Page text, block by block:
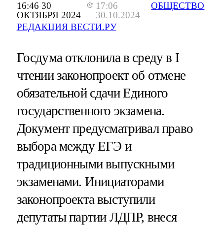
16:46 30
ОКТЯБРЯ 2024
17:06
30.10.2024
РЕДАКЦИЯ ВЕСТИ.РУ
ОБЩЕСТВО
Госдума отклонила в среду в I
чтении законопроект об отмене
обязательной сдачи Единого
государственного экзамена.
Документ предусматривал право
выбора между ЕГЭ и
традиционными выпускными
экзаменами. Инициаторами
законопроекта выступили
депутаты партии ЛДПР, внеся